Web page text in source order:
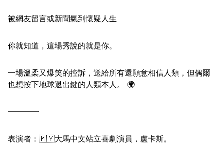
被網友留言或新聞氣到懷疑人生
你就知道，這場秀說的就是你。
一場溫柔又爆笑的控訴，送給所有還願意相信人類，但偶爾
也想按下地球退出鍵的人類本人。 🌍
————
表演者：🇲🇾大馬中文站立喜劇演員，盧卡斯。